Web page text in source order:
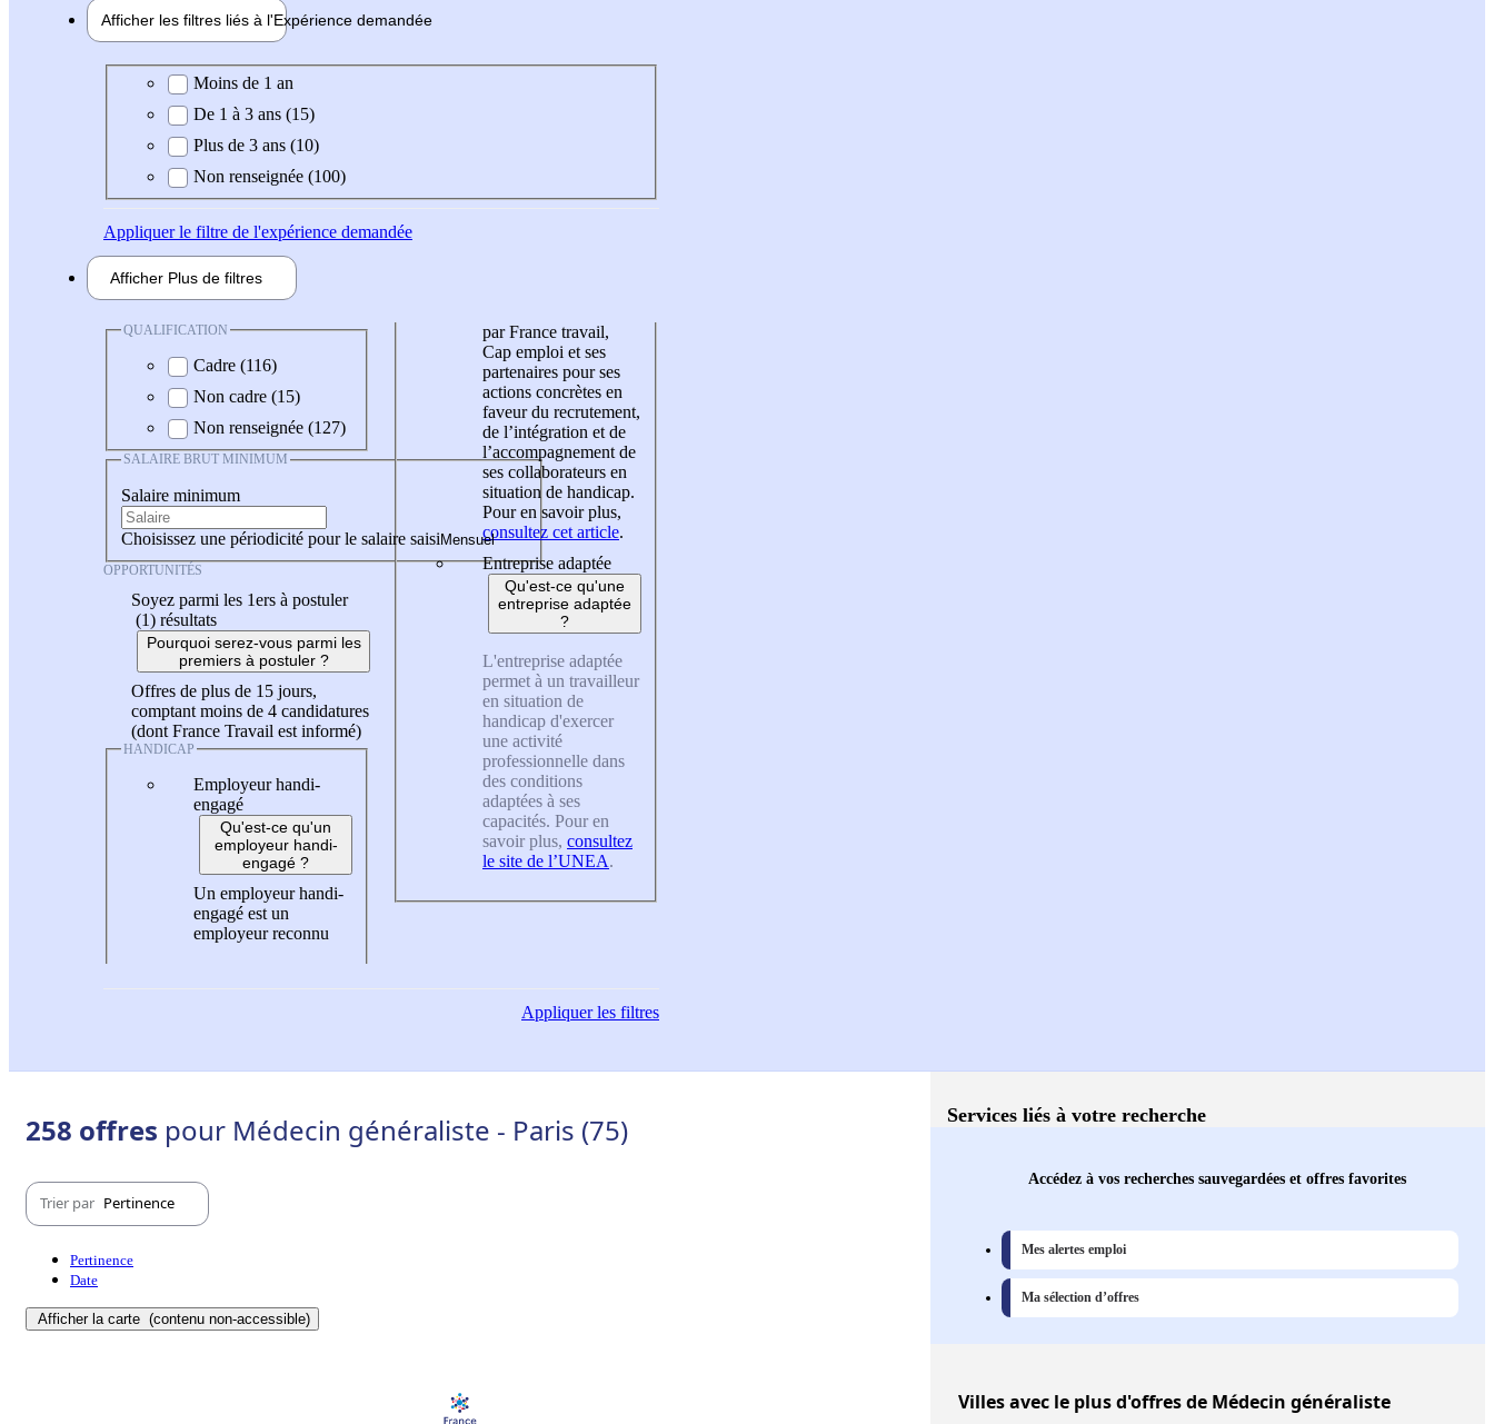
Afficher les filtres liés à l'Expérience demandée
Expérience demandée
Moins de 1 an
De 1 à 3 ans (15)
Plus de 3 ans (10)
Non renseignée (100)
Appliquerle filtre de l'expérience demandée
Afficher Plus de filtres
QUALIFICATION
Cadre (116)
Non cadre (15)
Non renseignée (127)
SALAIRE BRUT MINIMUM
Salaire minimum
Choisissez une périodicité pour le salaire saisi
OPPORTUNITÉS
Soyez parmi les 1ers à postuler
(1) résultats
Pourquoi serez-vous parmi les
premiers à postuler ?
Offres de plus de 15 jours,
comptant moins de 4 candidatures
(dont France Travail est informé)
HANDICAP
Employeur handi-
engagé
Qu'est-ce qu'un
employeur handi-
engagé ?
Un employeur handi-
engagé est un
employeur reconnu
par France travail,
Cap emploi et ses
partenaires pour ses
actions concrètes en
faveur du recrutement,
de l’intégration et de
l’accompagnement de
ses collaborateurs en
situation de handicap.
Pour en savoir plus,
consultez cet article.
Entreprise adaptée
Qu'est-ce qu'une
entreprise adaptée
?
L'entreprise adaptée
permet à un travailleur
en situation de
handicap d'exercer
une activité
professionnelle dans
des conditions
adaptées à ses
capacités. Pour en
savoir plus, consultez
le site de l’UNEA.
Appliquerles filtres
258 offres pour Médecin généraliste - Paris (75)
Trier par Pertinence
Pertinence
Date
Afficher la carte (contenu non-accessible)
Services liés à votre recherche
Accédez à vos recherches sauvegardées et offres favorites
Mes alertes emploi
Ma sélection d’offres
Villesavec le plus d'offres de Médecin généraliste